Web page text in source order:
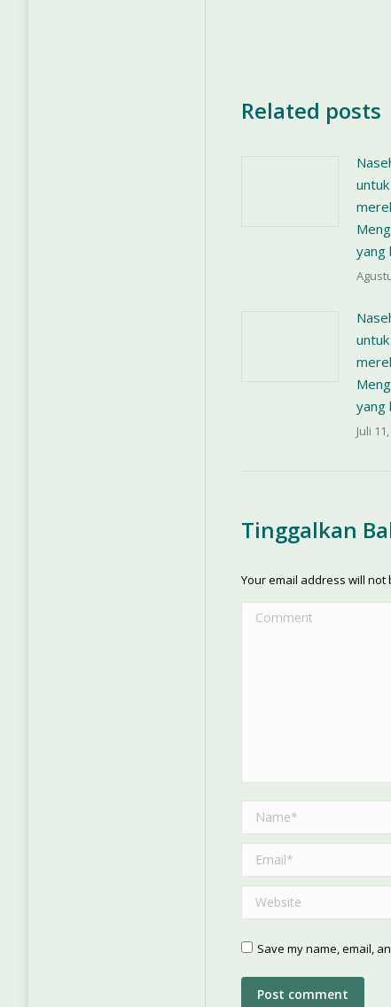
Related posts
yang
yang
Juli
Tinggalkan
Your email address will
Comment
Name *
Email *
Website
Save my name, email,
Post comment